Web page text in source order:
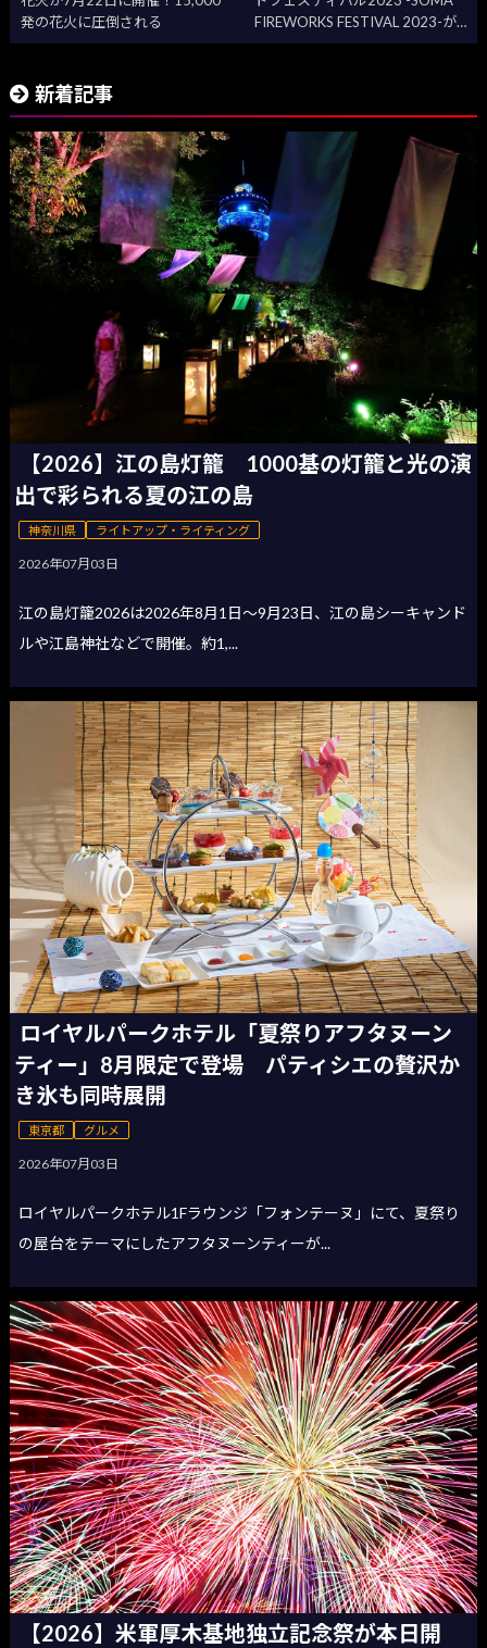
発の花火に圧倒される
FIREWORKS FESTIVAL 2023-が
本日開催！
新着記事
【2026】江の島灯籠 1000基の灯籠と光の演
出で彩られる夏の江の島
神奈川県 ライトアップ・ライティング
2026年07月03日
江の島灯籠2026は2026年8月1日〜9月23日、江の島シーキャンド
ルや江島神社などで開催。約1,...
ロイヤルパークホテル「夏祭りアフタヌーン
ティー」8月限定で登場 パティシエの贅沢か
き氷も同時展開
東京都 グルメ
2026年07月03日
ロイヤルパークホテル1Fラウンジ「フォンテーヌ」にて、夏祭り
の屋台をテーマにしたアフタヌーンティーが...
【2026】米軍厚木基地独立記念祭が本日開